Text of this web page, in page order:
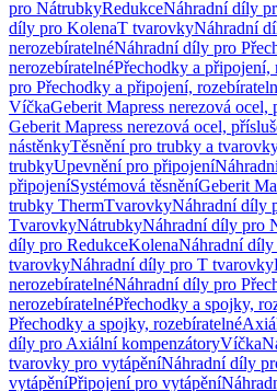
pro NátrubkyRedukceNáhradní díly
díly pro KolenaT tvarovkyNáhradní
nerozebíratelnéNáhradní díly pro
nerozebíratelnéPřechodky a připojení,
pro Přechodky a připojení,
VíčkaGeberit Mapress nerezová ocel,
Geberit Mapress nerezová ocel,
nástěnkyTěsnění pro trubky a
trubkyUpevnění pro připojení
připojeníSystémová těsněníGeberit
trubky ThermTvarovkyNáhradní díly
TvarovkyNátrubkyNáhradní díly pro
díly pro RedukceKolenaNáhradní
tvarovkyNáhradní díly pro T tvarovky
nerozebíratelnéNáhradní díly pro
nerozebíratelnéPřechodky a spojky,
Přechodky a spojky, rozebíratelné
díly pro Axiální kompenzátoryVíčka
tvarovky pro vytápěníNáhradní díly
vytápěníPřipojení pro vytápění